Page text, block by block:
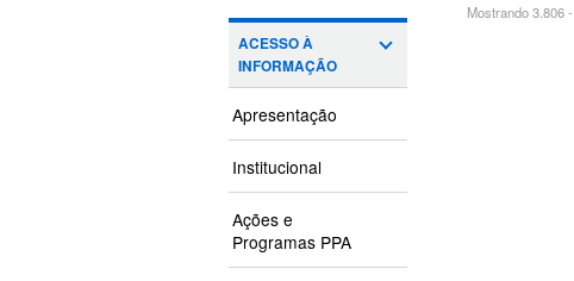
ACESSO À
INFORMAÇÃO
Apresentação
Institucional
Ações e
Programas PPA
Mostrando 3.806